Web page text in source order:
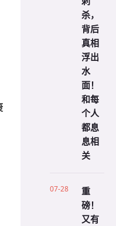
杀，
背后
真相
浮出
水
面！
和每
个人
都息
息相
关
07-28
重
磅！
又有